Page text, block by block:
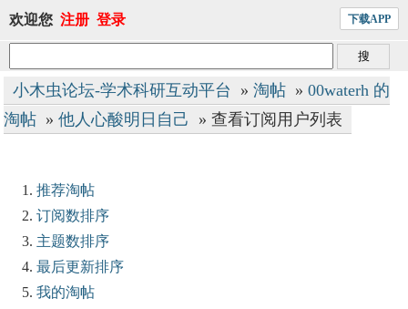
欢迎您 注册 登录 下载APP
小木虫论坛-学术科研互动平台 » 淘帖 » 00waterh 的
淘帖 » 他人心酸明日自己 » 查看订阅用户列表
推荐淘帖
订阅数排序
主题数排序
最后更新排序
我的淘帖